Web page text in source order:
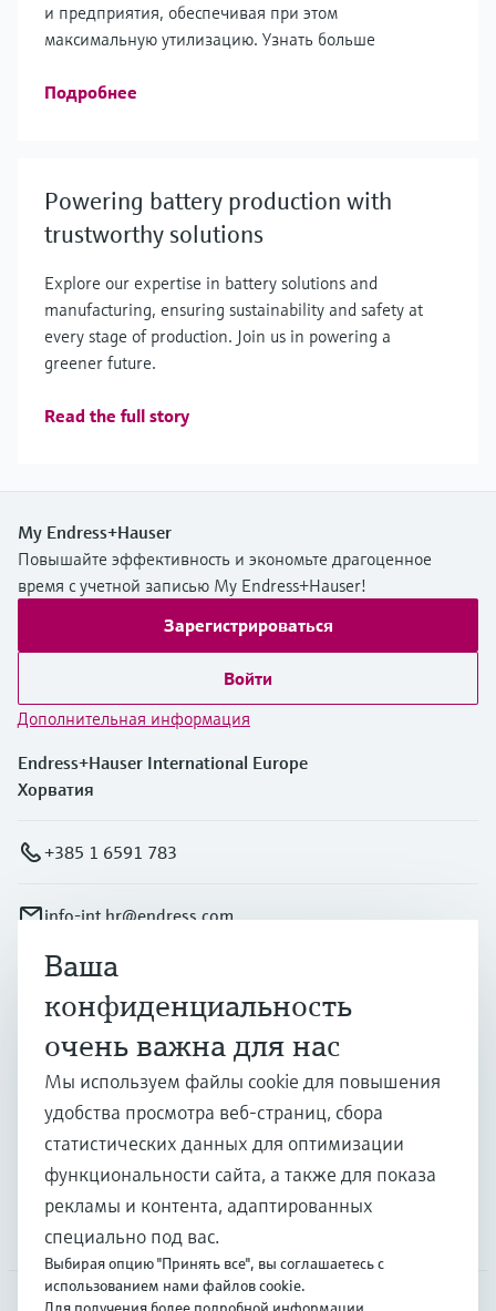
и предприятия, обеспечивая при этом
максимальную утилизацию. Узнать больше
Подробнее
Powering battery production with
trustworthy solutions
Explore our expertise in battery solutions and
manufacturing, ensuring sustainability and safety at
every stage of production. Join us in powering a
greener future.
Read the full story
My Endress+Hauser
Повышайте эффективность и экономьте драгоценное
время с учетной записью My Endress+Hauser!
Зарегистрироваться
Войти
Дополнительная информация
Endress+Hauser International Europe
Хорватия
+385 1 6591 783
info-int.hr@endress.com
Поддержка
Компания
Ваша
конфиденциальность
очень важна для нас
Мы используем файлы cookie для повышения
удобства просмотра веб-страниц, сбора
статистических данных для оптимизации
функциональности сайта, а также для показа
рекламы и контента, адаптированных
специально под вас.
Выбирая опцию "Принять все", вы соглашаетесь с
использованием нами файлов cookie.